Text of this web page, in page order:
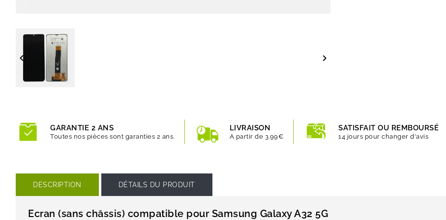
 
GARANTIE 2 ANS
Toutes nos pièces sont garanties 2 ans.
LIVRAISON
A partir de 3.99€
SATISFAIT OU REMBOURSÉ
14 jours pour changer d'avis
DESCRIPTION DÉTAILS DU PRODUIT
Ecran (sans châssis) compatible pour Samsung Galaxy A32 5G